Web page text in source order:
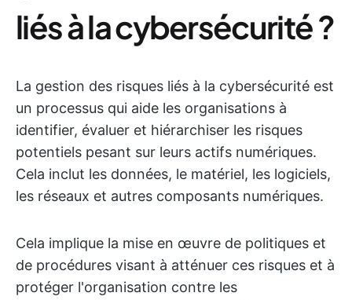
liés à la cybersécurité ?
La gestion des risques liés à la cybersécurité est
un processus qui aide les organisations à
identifier, évaluer et hiérarchiser les risques
potentiels pesant sur leurs actifs numériques.
Cela inclut les données, le matériel, les logiciels,
les réseaux et autres composants numériques.
Cela implique la mise en œuvre de politiques et
de procédures visant à atténuer ces risques et à
protéger l'organisation contre les